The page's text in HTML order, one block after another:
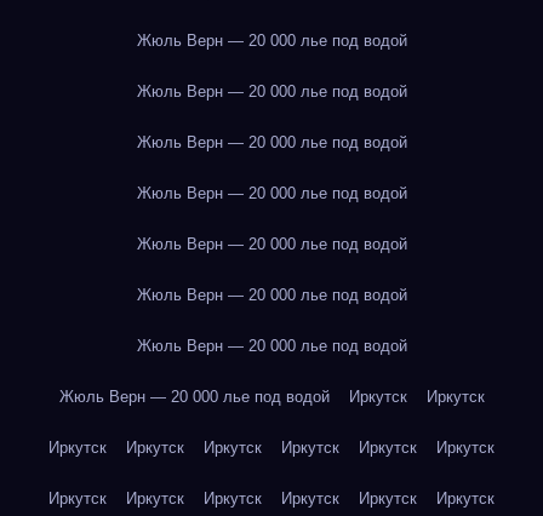
Жюль Верн — 20 000 лье под водой
Жюль Верн — 20 000 лье под водой
Жюль Верн — 20 000 лье под водой
Жюль Верн — 20 000 лье под водой
Жюль Верн — 20 000 лье под водой
Жюль Верн — 20 000 лье под водой
Жюль Верн — 20 000 лье под водой
Жюль Верн — 20 000 лье под водой Иркутск Иркутск
Иркутск Иркутск Иркутск Иркутск Иркутск Иркутск
Иркутск Иркутск Иркутск Иркутск Иркутск Иркутск